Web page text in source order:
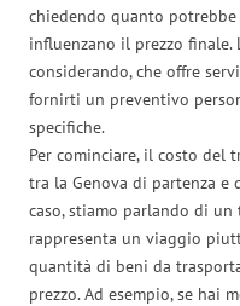
chiedendo quanto
influenzano il prezzo finale.
considerando, che offre
fornirti un preventivo
specifiche.
Per cominciare, il costo del
tra la Genova di partenza e
caso, stiamo parlando di un
rappresenta un viaggio
quantità di beni da
prezzo. Ad esempio, se